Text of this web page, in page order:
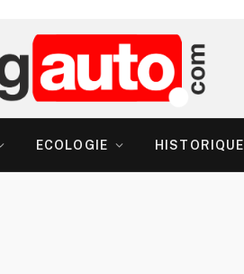
ECOLOGIE HISTORIQUE